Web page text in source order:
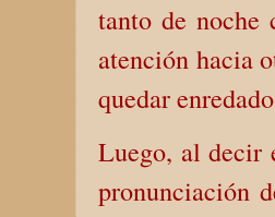
tanto de noche
atención hacia
quedar
Luego, al decir
pronunciación